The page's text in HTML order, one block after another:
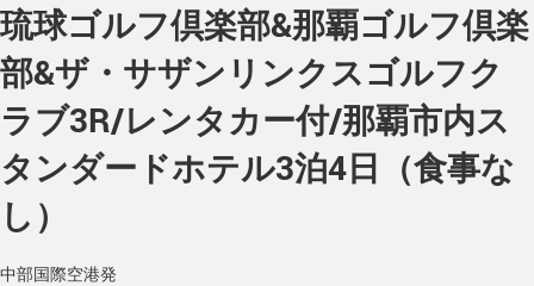
琉球ゴルフ倶楽部&那覇ゴルフ倶楽
部&ザ・サザンリンクスゴルフク
ラブ3R/レンタカー付/那覇市内ス
タンダードホテル3泊4日（食事な
し）
中部国際空港発